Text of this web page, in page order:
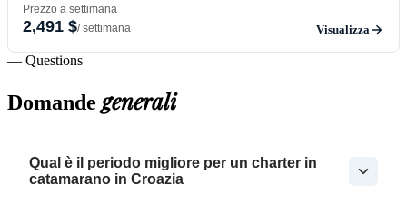
Prezzo a settimana
2,491 $/ settimana Visualizza
— Questions
Domandegenerali
Qual è il periodo migliore per un charter in
catamarano in Croazia